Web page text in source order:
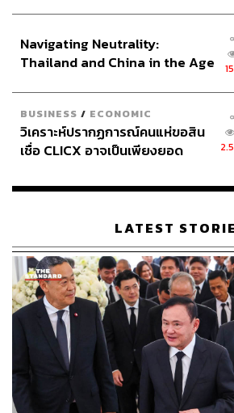
2. ห้องอาหารจีน The China House
มิตรที่มีส่วนผสมของหอยเป๋าฮื้อ หอยตลั
และหมูสามชั้น กุ้งแม่น้ำนึ่งไข่ขาวกับ
ข้าวแดงหมั่นโถว ปลาเก๋านึ่งเหล้าจีน กุ้
ซี่โครงกระทะร้อน ซุปพุดดิ้งไก่กับมันปู
โสมและเยื่อไผ่ ปูนึ่งทอดซอสมายองเนส
หยี่ซังของที่นี่มีดีตรงที่มีหลายราคาให้เลื
แซลมอนไปจนถึงใช้หอยเป๋าฮื้อ ยิ่งราค
พรีเมียม ทั้งยังมีซอสตะไคร้หวานและซอ
ด้วย และเมนูของหวานของที่นี่ก็น่ารัก
ต้อนรับปีจออีกเพียบ
Navigating Neutrality:
Thailand and China in the Age
BUSINESS / ECONOMIC
วิเคราะห์ปรากฏการณ์คนแห่ขอสิน
เชื่อ CLICX อาจเป็นเพียงยอด
เรือนไทยที่ถูกซุกไว้
LATEST